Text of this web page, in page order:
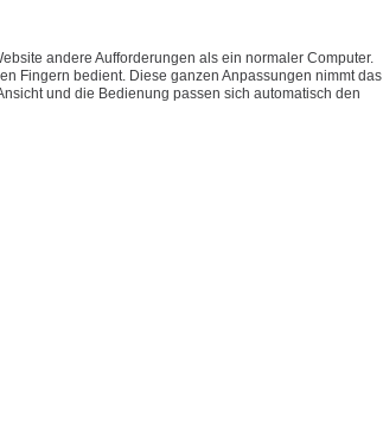
andere Aufforderungen als ein normaler Computer.
Fingern bedient. Diese ganzen Anpassungen nimmt das
und die Bedienung passen sich automatisch den